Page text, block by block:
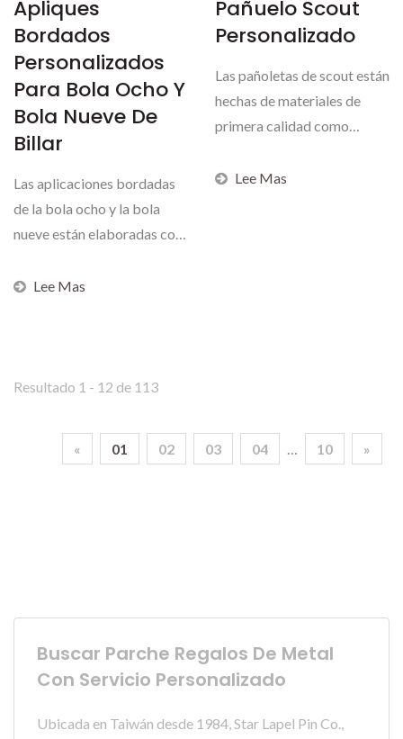
Apliques
Bordados
Personalizados
Para Bola Ocho Y
Bola Nueve De
Billar
Las aplicaciones bordadas
de la bola ocho y la bola
nueve están elaboradas con
Lee Mas
Pañuelo Scout
Personalizado
Las pañoletas de scout están
hechas de materiales de
primera calidad como
Lee Mas
Resultado 1 - 12 de 113
« 01 02 03 04 … 10 »
Buscar Parche Regalos De Metal
Con Servicio Personalizado
Ubicada en Taiwán desde 1984, Star Lapel Pin Co.,